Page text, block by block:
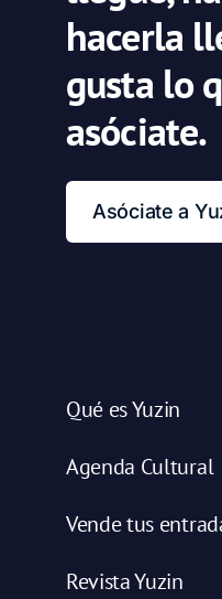
hacerla
gusta lo
asóciate.
Asóciate a
Qué es Yuzin
Agenda Cultural
Vende tus
Revista Yuzin